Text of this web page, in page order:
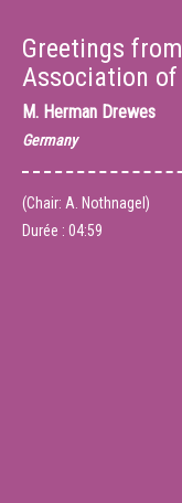
Greetings
Association of
M. Herman Drewes
Germany
(Chair: A. Nothnagel)
Durée : 04:59